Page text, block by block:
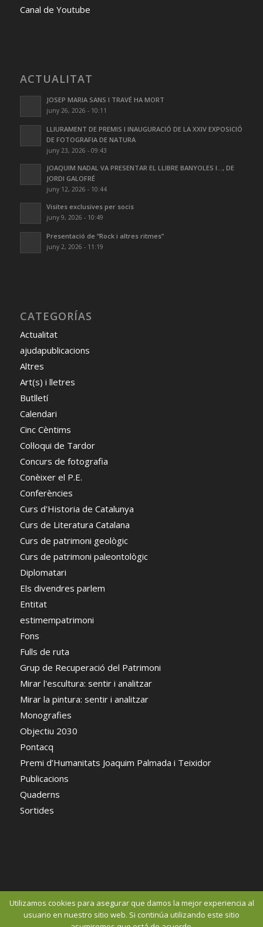
Canal de Youtube
ACTUALITAT
JOSEP MARIA SANS I TRAVÉ HA MORT
juny 26, 2026 - 10:11
LLIURAMENT DE PREMIS I INAUGURACIÓ DE LA XXIV EXPOSICIÓ
DE FOTOGRAFIA DE NATURA
juny 23, 2026 - 09:43
JOAQUIM NADAL VA PRESENTAR EL LLIBRE BANYOLES I…, DE
JORDI GALOFRÉ
juny 12, 2026 - 10:44
Visites exclusives per socis
juny 9, 2026 - 10:49
Presentació de “Rock i altres ritmes”
juny 2, 2026 - 11:19
CATEGORÍAS
Actualitat
ajudapublicacions
Altres
Art(s) i lletres
Butlletí
Calendari
Cinc Cèntims
Col·loqui de Tardor
Concurs de fotografia
Conèixer el P.E.
Conferències
Curs d'Historia de Catalunya
Curs de Literatura Catalana
Curs de patrimoni geològic
Curs de patrimoni paleontològic
Diplomatari
Els divendres parlem
Entitat
estimempatrimoni
Fons
Fulls de ruta
Grup de Recuperació del Patrimoni
Mirar l'escultura: sentir i analitzar
Mirar la pintura: sentir i analitzar
Monografies
Objectiu 2030
Pontacq
Premi d’Humanitats Joaquim Palmada i Teixidor
Publicacions
Quaderns
Sortides
Utilizamos cookies para asegurar que damos la mejor experiencia al
usuario en nuestro sitio web. Si continúa utilizando este sitio